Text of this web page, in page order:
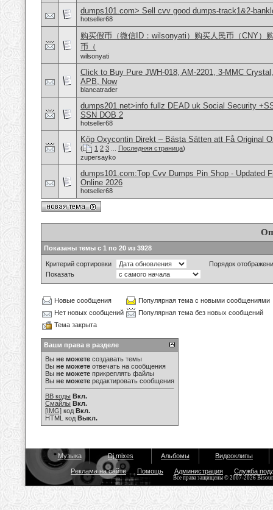
dumps101.com> Sell cvv good dumps-track1&2-
hotseller68
购买假币（微信ID：wilsonyati）购买人民币（CNY）
币（
wilsonyati
Click to Buy Pure JWH-018, AM-2201, 3-MMC
APB, Now
blancatrader
dumps201.net>info fullz DEAD uk Social Security
SSN DOB 2
hotseller68
Köp Oxycontin Direkt – Bästa Sätten att Få Original
( 1 2 3 Последняя страница)
zupersayko
dumps101.com:Top Cvv Dumps Pin Shop - Updated
Online 2026
hotseller68
Показаны темы с 1 по 20 из 3928
Критерий сортировки
Порядок
Показать
Новые сообщения
Популярная тема с новыми сообщениями
Нет новых сообщений
Популярная тема без новых сообщений
Тема закрыта
Ваши права в разделе
Вы не можете создавать темы
Вы не можете отвечать на сообщения
Вы не можете прикреплять файлы
Вы не можете редактировать сообщения
BB коды Вкл.
Смайлы Вкл.
[IMG] код Вкл.
HTML код Выкл.
Музыка Dj mixes Альбомы Видеоклипы
Реклама на сайте Помощь Администрация Служба
Все права защищены © 2007-2026